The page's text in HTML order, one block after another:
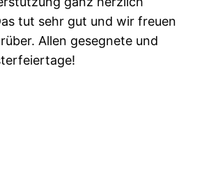
tut sehr gut und wir freuen
Allen gesegnete und